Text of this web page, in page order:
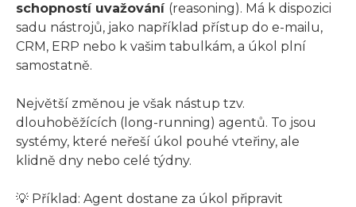
schopností uvažování (reasoning). Má k dispozici
sadu nástrojů, jako například přístup do e-mailu,
CRM, ERP nebo k vašim tabulkám, a úkol plní
samostatně.
Největší změnou je však nástup tzv.
dlouhoběžících (long-running) agentů. To jsou
systémy, které neřeší úkol pouhé vteřiny, ale
klidně dny nebo celé týdny.
💡 Příklad: Agent dostane za úkol připravit